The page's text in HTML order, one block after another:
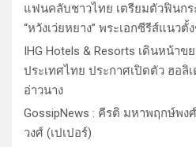
แฟนคลับชาวไทย เตรียมตัวฟินก
“หวังเว่ยหยาง” พระเอกซีรีส์แนว
IHG Hotels & Resorts เดินหน้า
ประเทศไทย ประกาศเปิดตัว ฮอลิ
อ่าวนาง
GossipNews : คีรติ มหาพฤกษ์พ
วงศ์ (เปเปอร์)